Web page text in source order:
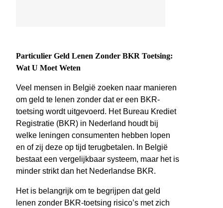
Particulier Geld Lenen Zonder BKR Toetsing:
Wat U Moet Weten
Veel mensen in België zoeken naar manieren
om geld te lenen zonder dat er een BKR-
toetsing wordt uitgevoerd. Het Bureau Krediet
Registratie (BKR) in Nederland houdt bij
welke leningen consumenten hebben lopen
en of zij deze op tijd terugbetalen. In België
bestaat een vergelijkbaar systeem, maar het is
minder strikt dan het Nederlandse BKR.
Het is belangrijk om te begrijpen dat geld
lenen zonder BKR-toetsing risico’s met zich